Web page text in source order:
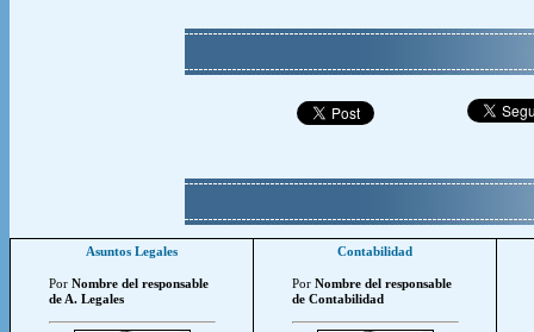
Asuntos Legales
Por Nombre del responsable
de A. Legales
Contabilidad
Por Nombre del responsable
de Contabilidad